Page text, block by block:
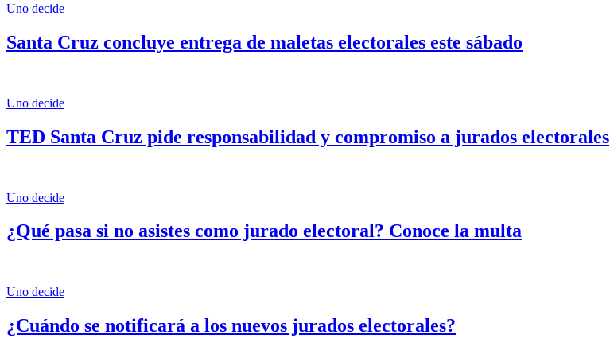
Uno decide
Santa Cruz concluye entrega de maletas electorales este sábado
Uno decide
TED Santa Cruz pide responsabilidad y compromiso a jurados electorales
Uno decide
¿Qué pasa si no asistes como jurado electoral? Conoce la multa
Uno decide
¿Cuándo se notificará a los nuevos jurados electorales?